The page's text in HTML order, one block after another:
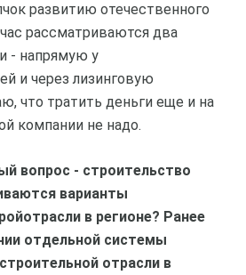
развитию отечественного
рассматриваются два
- напрямую у
и через лизинговую
что тратить деньги еще и на
компании не надо.
вопрос - строительство
варианты
в регионе? Ранее
отдельной системы
отрасли в